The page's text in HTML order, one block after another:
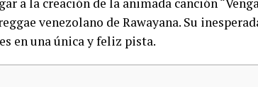
venezolano de Rawayana. Su
en una única y feliz pista.